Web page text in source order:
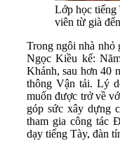
Lớp học tiếng
viên từ già
Trong ngôi nhà nhỏ
Ngọc Kiều kể:
Khánh, sau hơn 40
thông Vận tải. Lý
muốn được trở về
góp sức xây dựng
tham gia công tác
dạy tiếng Tày, đàn